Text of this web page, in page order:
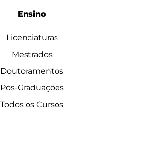
Ensino
Licenciaturas
Mestrados
Doutoramentos
Pós-Graduações
Todos os Cursos